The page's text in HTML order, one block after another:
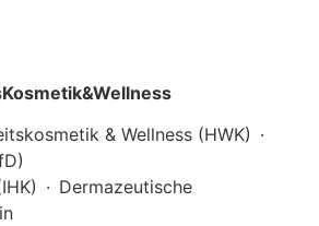
& Wellness (HWK) ·
· Dermazeutische